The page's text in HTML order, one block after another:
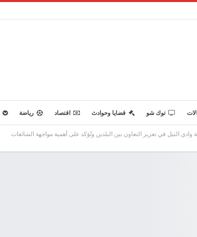
توك شو قضايا وحوادث اقتصاد رياضة
وادي النيل في تعزيز التعاون بين البلدين وتُؤكد على أهمية مواجهة الشائعات